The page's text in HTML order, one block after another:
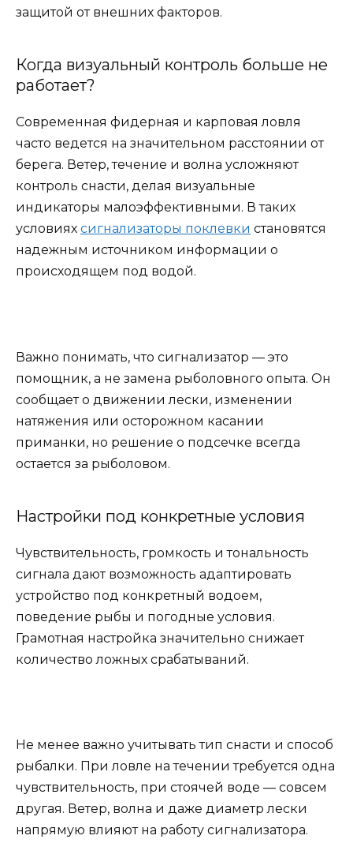
защитой от внешних факторов.
Когда визуальный контроль больше не
работает?
Современная фидерная и карповая ловля
часто ведется на значительном расстоянии от
берега. Ветер, течение и волна усложняют
контроль снасти, делая визуальные
индикаторы малоэффективными. В таких
условиях сигнализаторы поклевки становятся
надежным источником информации о
происходящем под водой.
Важно понимать, что сигнализатор — это
помощник, а не замена рыболовного опыта. Он
сообщает о движении лески, изменении
натяжения или осторожном касании
приманки, но решение о подсечке всегда
остается за рыболовом.
Настройки под конкретные условия
Чувствительность, громкость и тональность
сигнала дают возможность адаптировать
устройство под конкретный водоем,
поведение рыбы и погодные условия.
Грамотная настройка значительно снижает
количество ложных срабатываний.
Не менее важно учитывать тип снасти и способ
рыбалки. При ловле на течении требуется одна
чувствительность, при стоячей воде — совсем
другая. Ветер, волна и даже диаметр лески
напрямую влияют на работу сигнализатора.